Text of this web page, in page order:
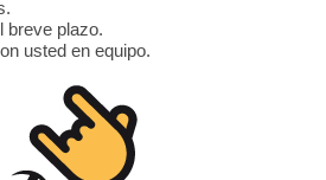
breve plazo.
usted en equipo.